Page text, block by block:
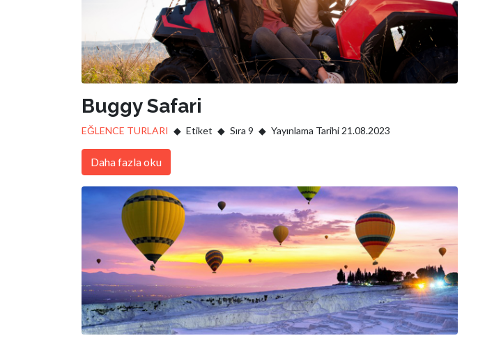
Buggy Safari
EĞLENCE TURLARI Etiket Sıra 9 Yayınlama Tarihi 21.08.2023
Daha fazla oku